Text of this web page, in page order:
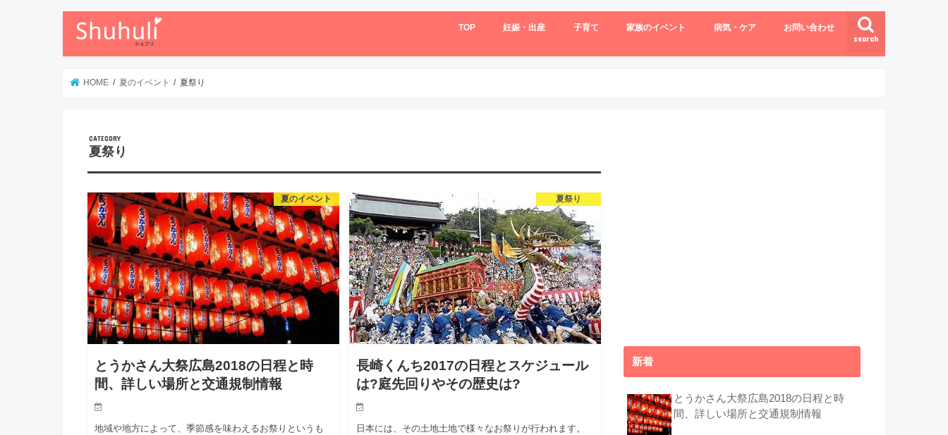
search
TOP 妊娠・出産 子育て 家族のイベント 病気・ケア お問い合わせ
HOME 夏のイベント 夏祭り
夏祭り
夏のイベント
とうかさん大祭広島2018の日程と時
間、詳しい場所と交通規制情報
地域や地方によって、季節感を味わえるお祭りというも
夏祭り
長崎くんち2017の日程とスケジュール
は?庭先回りやその歴史は?
日本には、その土地土地で様々なお祭りが行われます。
新着
とうかさん大祭広島2018の日程と時
間、詳しい場所と交通規制情報